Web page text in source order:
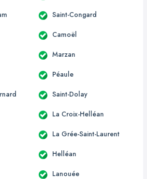
Saint-Congard
Camoël
Marzan
Péaule
Saint-Dolay
La Croix-Helléan
La Grée-Saint-Laurent
Helléan
Lanouée